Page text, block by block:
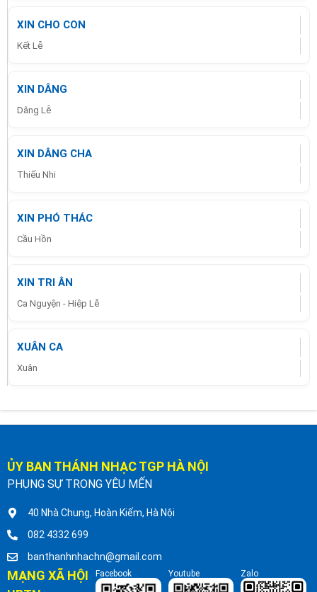
XIN CHO CON
Kết Lễ
XIN DÂNG
Dâng Lễ
XIN DÂNG CHA
Thiếu Nhi
XIN PHÓ THÁC
Cầu Hồn
XIN TRI ÂN
Ca Nguyện - Hiệp Lễ
XUÂN CA
Xuân
ỦY BAN THÁNH NHẠC TGP HÀ NỘI
PHỤNG SỰ TRONG YÊU MẾN
40 Nhà Chung, Hoàn Kiếm, Hà Nội
082 4332 699
banthanhnhachn@gmail.com
MẠNG XÃ HỘI
Facebook Youtube Zalo